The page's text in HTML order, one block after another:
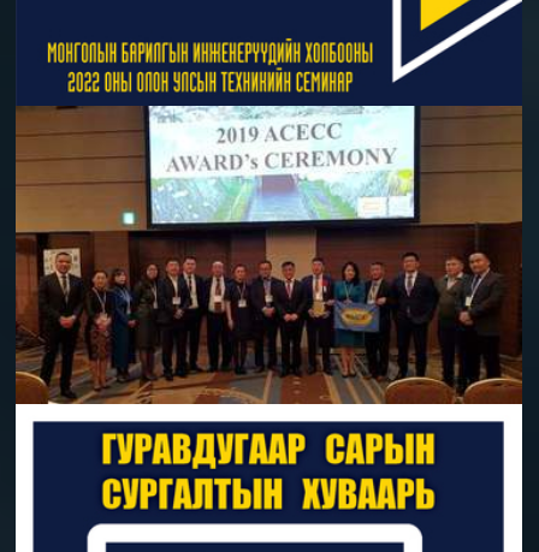
MACE ANNUAL MEETING 2022-Т ИЛТГЭЛ
ТАВИХ МЭРГЭЖИЛТНҮҮДИЙГ УРЬЖ БАЙНА
2022-05-11 | МБИХ
#ACECC_AWARD_2022 ШАГНАЛД НЭР
ДЭВШҮҮЛЭХ УРИЛГА
2021-03-12 | МБИ Холбооны байр